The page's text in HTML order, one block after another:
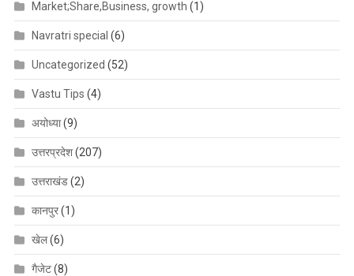
Market;Share,Business, growth (1)
Navratri special (6)
Uncategorized (52)
Vastu Tips (4)
अयोध्या(9)
उत्तरप्रदेश(207)
उत्तराखंड(2)
कानपुर(1)
खेल(6)
गैजेट(8)